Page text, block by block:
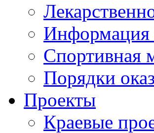
Информация
Спортивная
Порядки
Проекты
Краевые